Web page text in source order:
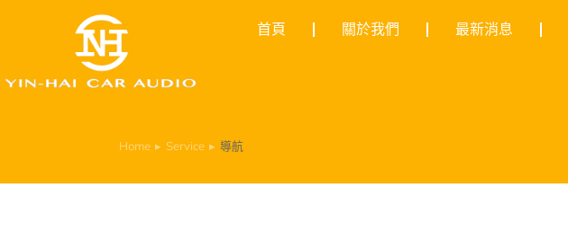
首頁 關於我們 最新消息
You are here:
Home Service 導航